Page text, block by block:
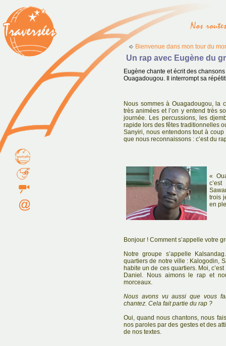
Bienvenue dans mon tour du
Un rap avec Eugène du
Eugène chante et écrit des
Ouagadougou. Il interrompt sa
Nous sommes à Ouagadougou, la
très animées et l’on y entend très
journée. Les percussions, les
rapide lors des fêtes traditionnelles
Sanyiri, nous entendons tout à
que nous reconnaissons : c’est du
«
trois
en
Bonjour ! Comment s’appelle votre
Notre groupe s’appelle
quartiers de notre ville : Kalogodin,
habite un de ces quartiers. Moi,
Daniel. Nous aimons le rap et
morceaux.
Nous avons vu aussi que vous
chantez. Cela fait partie du rap ?
Oui, quand nous chantons, nous
nos paroles par des gestes et des
de nos textes.